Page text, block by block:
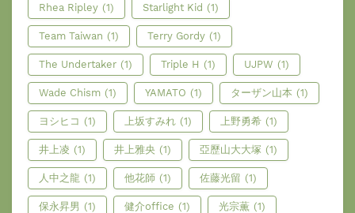
Rhea Ripley (1) Starlight Kid (1)
Team Taiwan (1) Terry Gordy (1)
The Undertaker (1) Triple H (1) UJPW (1)
Wade Chism (1) YAMATO (1) ターザン山本 (1)
ヨシヒコ (1) 上坂すみれ (1) 上野勇希 (1)
井上凌 (1) 井上雅央 (1) 亞歷山大大塚 (1)
人中之龍 (1) 他花師 (1) 佐藤光留 (1)
保永昇男 (1) 健介office (1) 光宗薫 (1)